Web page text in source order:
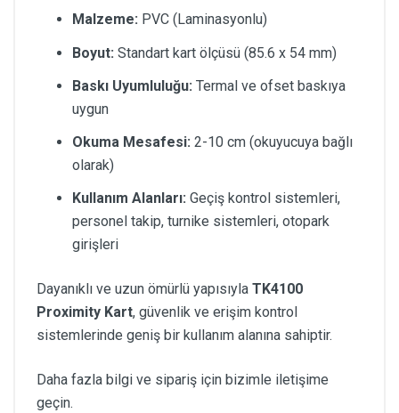
Malzeme: PVC (Laminasyonlu)
Boyut: Standart kart ölçüsü (85.6 x 54 mm)
Baskı Uyumluluğu: Termal ve ofset baskıya
uygun
Okuma Mesafesi: 2-10 cm (okuyucuya bağlı
olarak)
Kullanım Alanları: Geçiş kontrol sistemleri,
personel takip, turnike sistemleri, otopark
girişleri
Dayanıklı ve uzun ömürlü yapısıyla TK4100
Proximity Kart, güvenlik ve erişim kontrol
sistemlerinde geniş bir kullanım alanına sahiptir.
Daha fazla bilgi ve sipariş için bizimle iletişime
geçin.